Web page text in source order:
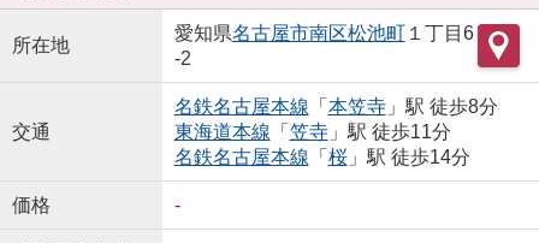
所在地
愛知県名古屋市南区松池町１丁目6
-2
交通
名鉄名古屋本線 「 本笠寺」駅 徒歩8分
東海道本線 「 笠寺」駅 徒歩11分
名鉄名古屋本線 「 桜」駅 徒歩14分
価格 -